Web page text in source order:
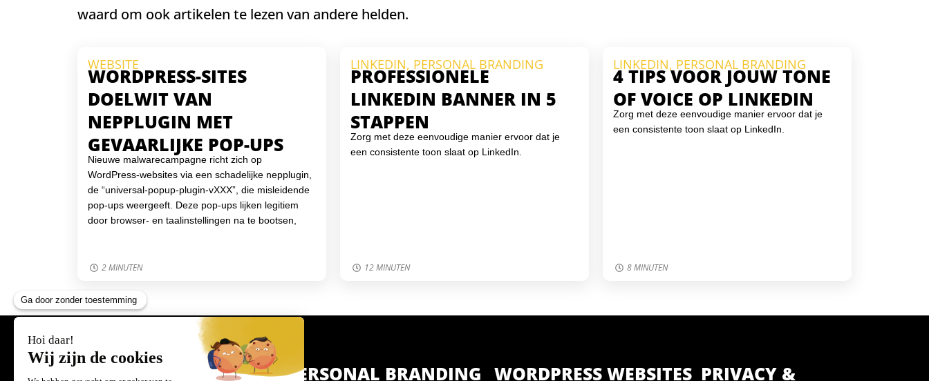
waard om ook artikelen te lezen van andere helden.
WEBSITE
WORDPRESS-SITES
DOELWIT VAN
NEPPLUGIN MET
GEVAARLIJKE POP-UPS
Nieuwe malwarecampagne richt zich op
WordPress-websites via een schadelijke nepplugin,
de “universal-popup-plugin-vXXX”, die misleidende
pop-ups weergeeft. Deze pop-ups lijken legitiem
door browser- en taalinstellingen na te bootsen,
Beveilig je website door regelmatig plugins te
sterke toegangsbeveiliging te gebruiken. Virtuele
Helden helpt je graag om je WordPress-website
veilig, up-to-date en beschermd te houden tegen
2 MINUTEN
LINKEDIN, PERSONAL BRANDING
PROFESSIONELE
LINKEDIN BANNER IN 5
STAPPEN
Zorg met deze eenvoudige manier ervoor dat je
een consistente toon slaat op LinkedIn.
12 MINUTEN
LINKEDIN, PERSONAL BRANDING
4 TIPS VOOR JOUW TONE
OF VOICE OP LINKEDIN
Zorg met deze eenvoudige manier ervoor dat je
een consistente toon slaat op LinkedIn.
8 MINUTEN
PERSONAL BRANDING WORDPRESS WEBSITES PRIVACY &